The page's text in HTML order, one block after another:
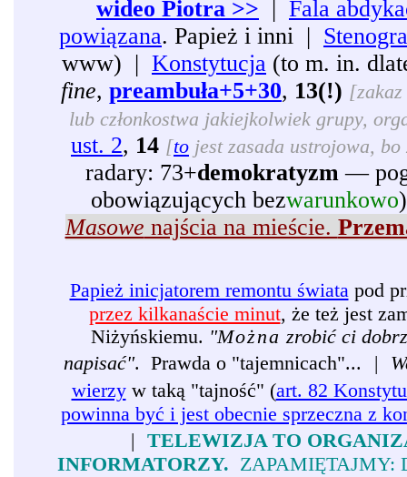
wideo Piotra >>
Fala
powiązana. Papież i inni |
www) | Konstytucja (to m. in.
fine, preambuła+5+30, 13(!)
lub członkostwa jakiejkolwiek grupy,
ust. 2, 14 [to jest zasada ustrojowa,
radary: 73+demokratyzm—
obowiązujących bezwarunkowo
Masowe najścia na mieście.
Papież inicjatorem remontu światapod
przez kilkanaście minut, że też jest
Niżyńskiemu. "Można zrobić ci
napisać". Prawda o "tajemnicach"... |
wierzyw taką "tajność" (art. 82
powinna być i jest obecnie sprzeczna z
|
TELEWIZJA TO
INFORMATORZY. ZAPAMIĘTAJMY: